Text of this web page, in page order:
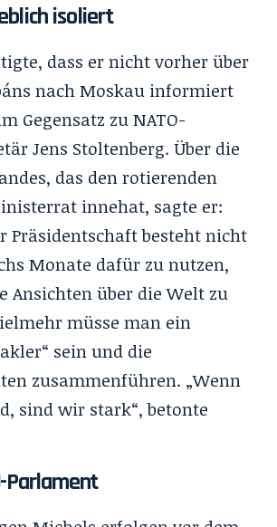
isoliert
dass er nicht vorher über
nach Moskau informiert
Gegensatz zu NATO-
Jens Stoltenberg. Über die
das den rotierenden
innehat, sagte er:
Präsidentschaft besteht nicht
Monate dafür zu nutzen,
Ansichten über die Welt zu
müsse man ein
sein und die
zusammenführen. „Wenn
sind wir stark“, betonte
Parlament